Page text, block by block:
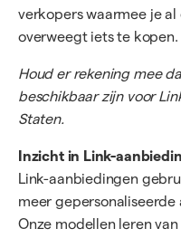
verkopers waarmee je
overweegt iets te kopen.
Houd er rekening mee
beschikbaar zijn voor
Staten.
Inzicht in Link-
Link-aanbiedingen
meer
Onze modellen leren